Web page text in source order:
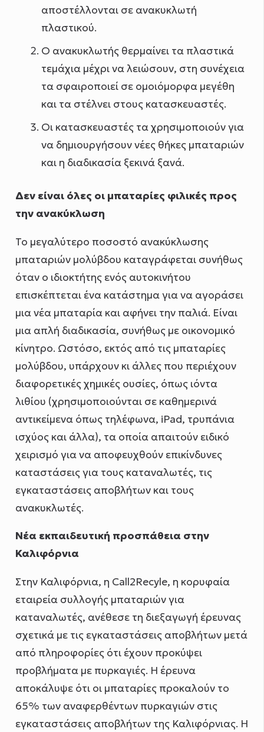
αποστέλλονται σε ανακυκλωτή
πλαστικού.
Ο ανακυκλωτής θερμαίνει τα πλαστικά
τεμάχια μέχρι να λειώσουν, στη συνέχεια
τα σφαιροποιεί σε ομοιόμορφα μεγέθη
και τα στέλνει στους κατασκευαστές.
Οι κατασκευαστές τα χρησιμοποιούν για
να δημιουργήσουν νέες θήκες μπαταριών
και η διαδικασία ξεκινά ξανά.
Δεν είναι όλες οι μπαταρίες φιλικές προς
την ανακύκλωση
Το μεγαλύτερο ποσοστό ανακύκλωσης
μπαταριών μολύβδου καταγράφεται συνήθως
όταν ο ιδιοκτήτης ενός αυτοκινήτου
επισκέπτεται ένα κατάστημα για να αγοράσει
μια νέα μπαταρία και αφήνει την παλιά. Είναι
μια απλή διαδικασία, συνήθως με οικονομικό
κίνητρο. Ωστόσο, εκτός από τις μπαταρίες
μολύβδου, υπάρχουν κι άλλες που περιέχουν
διαφορετικές χημικές ουσίες, όπως ιόντα
λιθίου (χρησιμοποιούνται σε καθημερινά
αντικείμενα όπως τηλέφωνα, iPad, τρυπάνια
ισχύος και άλλα), τα οποία απαιτούν ειδικό
χειρισμό για να αποφευχθούν επικίνδυνες
καταστάσεις για τους καταναλωτές, τις
εγκαταστάσεις αποβλήτων και τους
ανακυκλωτές.
Νέα εκπαιδευτική προσπάθεια στην
Καλιφόρνια
Στην Καλιφόρνια, η Call2Recyle, η κορυφαία
εταιρεία συλλογής μπαταριών για
καταναλωτές, ανέθεσε τη διεξαγωγή έρευνας
σχετικά με τις εγκαταστάσεις αποβλήτων μετά
από πληροφορίες ότι έχουν προκύψει
προβλήματα με πυρκαγιές. Η έρευνα
αποκάλυψε ότι οι μπαταρίες προκαλούν το
65% των αναφερθέντων πυρκαγιών στις
εγκαταστάσεις αποβλήτων της Καλιφόρνιας. Η